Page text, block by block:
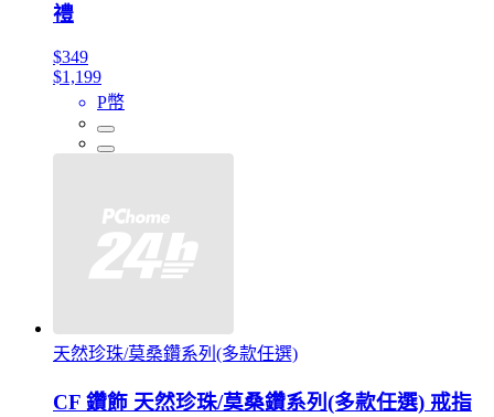
禮
$349
$1,199
P幣
天然珍珠/莫桑鑽系列(多款任選)
CF 鑽飾 天然珍珠/莫桑鑽系列(多款任選) 戒指